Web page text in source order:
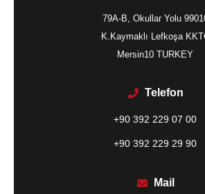
79A-B, Okullar Yolu
K.Kaymaklı Lefkoşa
Mersin10 TURKEY
Telefon
+90 392 229 07 00
+90 392 229 29 90
Mail